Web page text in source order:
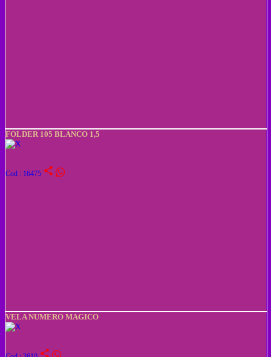
FOLDER 105 BLANCO 1,5
Cod : 16475 share
VELA NUMERO MAGICO
share